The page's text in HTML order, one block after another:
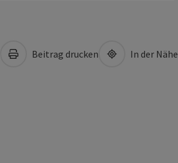
Beitrag drucken In der Nähe